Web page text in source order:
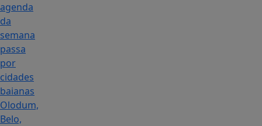
agenda
da
semana
passa
por
cidades
baianas
Olodum,
Belo,